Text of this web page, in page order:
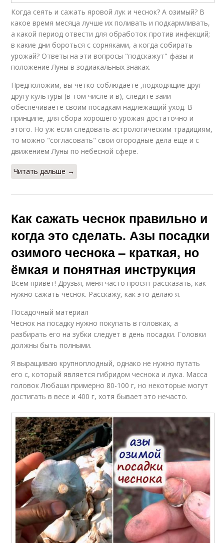
Когда сеять и сажать яровой лук и чеснок? А озимый? В
какое время месяца лучше их поливать и подкармливать,
а какой период отвести для обработок против инфекций;
в какие дни бороться с сорняками, а когда собирать
урожай? Ответы на эти вопросы "подскажут" фазы и
положение Луны в зодиакальных знаках.
Предположим, вы четко соблюдаете ,подходящие друг
другу культуры (в том числе и в), следите заии
обеспечиваете своим посадкам надлежащий уход. В
принципе, для сбора хорошего урожая достаточно и
этого. Но уж если следовать астрологическим традициям,
то можно "согласовать" свои огородные дела еще и с
движением Луны по небесной сфере.
Читать дальше →
Как сажать чеснок правильно и
когда это сделать. Азы посадки
озимого чеснока – краткая, но
ёмкая и понятная инструкция
Всем привет! Друзья, меня часто просят рассказать, как
нужно сажать чеснок. Расскажу, как это делаю я.
Посадочный материал
Чеснок на посадку нужно покупать в головках, а
разбирать его на зубки следует в день посадки. Головки
должны быть полными.
Я выращиваю крупноплодный, однако не нужно путать
его с, который является гибридом чеснока и лука. Масса
головок Любаши примерно 80-100 г, но некоторые могут
достигать в весе и 400 г, хотя бывает это нечасто.